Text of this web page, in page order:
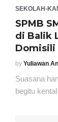
SEKOLAH-
SPMB
di Balik
Domisili
byYuliawan
Suasana
begitu